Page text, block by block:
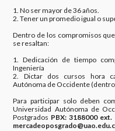
1. No ser mayor de 36 años.
2. Tener un promedio igual o
Dentro de los compromisos
se resaltan:
1. Dedicación de tiempo
Ingeniería
2. Dictar dos cursos hora
Autónoma de Occidente
Para participar solo deben
Universidad Autónoma de
Postgrados PBX: 3188000 ext.